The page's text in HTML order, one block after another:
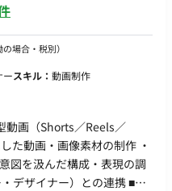
場合・税別）
ースキル： 動画制作
動画（Shorts／Reels／
た動画・画像素材の制作 ・
図を汲んだ構成・表現の調
ザイナー）との連携 ■環